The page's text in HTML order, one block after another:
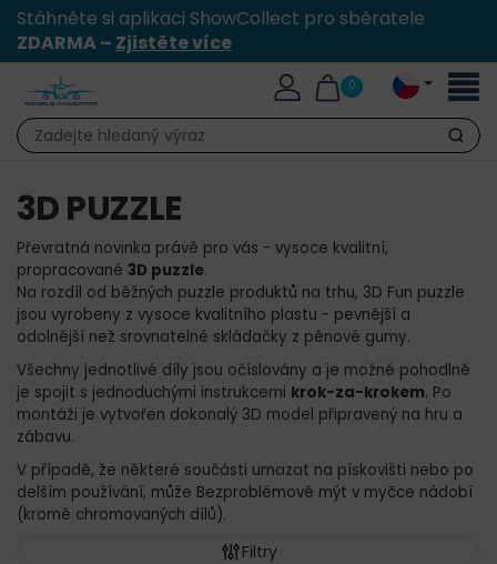
Stáhněte si aplikaci ShowCollect pro sběratele
ZDARMA – Zjistěte více
0
Hledat
3D PUZZLE
Převratná novinka právě pro vás - vysoce kvalitní,
propracované 3D puzzle.
Na rozdíl od běžných puzzle produktů na trhu, 3D Fun puzzle
jsou vyrobeny z vysoce kvalitního plastu - pevnější a
odolnější než srovnatelné skládačky z pěnové gumy.
Všechny jednotlivé díly jsou očíslovány a je možné pohodlně
je spojit s jednoduchými instrukcemi krok-za-krokem. Po
montáži je vytvořen dokonalý 3D model připravený na hru a
zábavu.
V případě, že některé součásti umazat na pískovišti nebo po
delším používání, může Bezproblémově mýt v myčce nádobí
(kromě chromovaných dílů).
Filtry